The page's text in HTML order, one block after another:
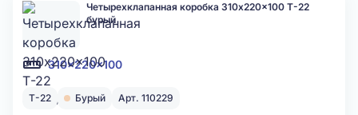
310x220x100
Четырехклапанная коробка 310x220x100 Т-22
бурый
Т-22 Бурый Арт. 110229